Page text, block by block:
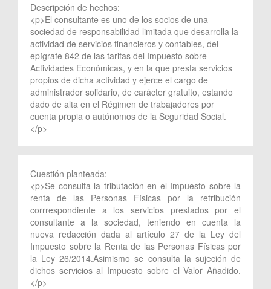
Descripción de hechos:
<p>El consultante es uno de los socios de una
sociedad de responsabilidad limitada que desarrolla la
actividad de servicios financieros y contables, del
epígrafe 842 de las tarifas del Impuesto sobre
Actividades Económicas, y en la que presta servicios
propios de dicha actividad y ejerce el cargo de
administrador solidario, de carácter gratuito, estando
dado de alta en el Régimen de trabajadores por
cuenta propia o autónomos de la Seguridad Social.
</p>
Cuestión planteada:
<p>Se consulta la tributación en el Impuesto sobre la
renta de las Personas Físicas por la retribución
corrrespondiente a los servicios prestados por el
consultante a la sociedad, teniendo en cuenta la
nueva redacción dada al artículo 27 de la Ley del
Impuesto sobre la Renta de las Personas Físicas por
la Ley 26/2014.Asimismo se consulta la sujeción de
dichos servicios al Impuesto sobre el Valor Añadido.
</p>